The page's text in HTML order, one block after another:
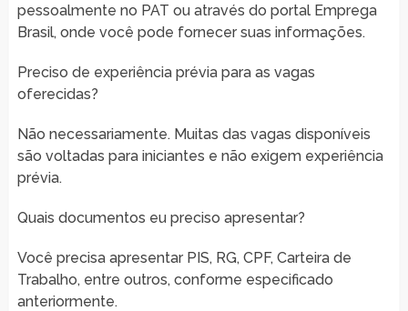
pessoalmente no PAT ou através do portal Emprega
Brasil, onde você pode fornecer suas informações.
Preciso de experiência prévia para as vagas
oferecidas?
Não necessariamente. Muitas das vagas disponíveis
são voltadas para iniciantes e não exigem experiência
prévia.
Quais documentos eu preciso apresentar?
Você precisa apresentar PIS, RG, CPF, Carteira de
Trabalho, entre outros, conforme especificado
anteriormente.